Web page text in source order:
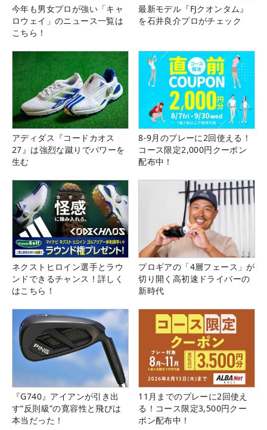
今年も男女プロが強い「キャ
ロウェイ」のニュース一覧は
こちら！
最新モデル『FJクオンタム』
を石井良介プロがチェック
アディダス『コードカオス
27』は強烈な蹴りでパワーを
生む
8-9月のプレーに2回使える！
コース限定2,000円クーポン
配布中！
ネクストヒロイン選手とラウ
ンドできるチャンス！詳しく
はこちら！
プロギアの「4層フェース」が
切り開く高初速ドライバーの
新時代
『G740』アイアンが引き出
す“反則級”の寛容性と飛びは
本当だった！
11月までのプレーに2回使え
る！コース限定3,500円クー
ポン配布中！